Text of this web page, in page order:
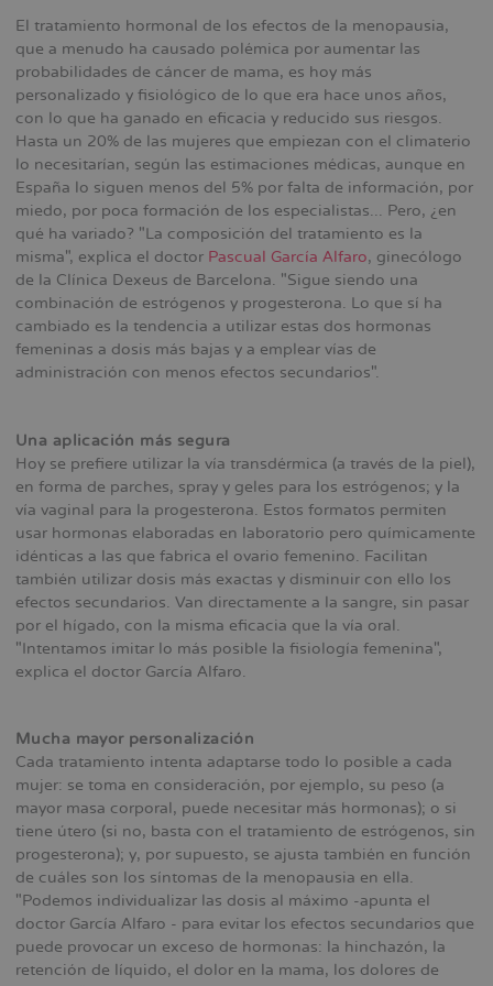
la
navegación
El tratamiento hormonal de los efectos de la menopausia,
que a menudo ha causado polémica por aumentar las
probabilidades de cáncer de mama, es hoy más
personalizado y fisiológico de lo que era hace unos años,
con lo que ha ganado en eficacia y reducido sus riesgos.
Hasta un 20% de las mujeres que empiezan con el climaterio
lo necesitarían, según las estimaciones médicas, aunque en
España lo siguen menos del 5% por falta de información, por
miedo, por poca formación de los especialistas... Pero, ¿en
qué ha variado? "La composición del tratamiento es la
misma", explica el doctor Pascual García Alfaro, ginecólogo
de la Clínica Dexeus de Barcelona. "Sigue siendo una
combinación de estrógenos y progesterona. Lo que sí ha
cambiado es la tendencia a utilizar estas dos hormonas
femeninas a dosis más bajas y a emplear vías de
administración con menos efectos secundarios".
Una aplicación más segura
Hoy se prefiere utilizar la vía transdérmica (a través de la piel),
en forma de parches, spray y geles para los estrógenos; y la
vía vaginal para la progesterona. Estos formatos permiten
usar hormonas elaboradas en laboratorio pero químicamente
idénticas a las que fabrica el ovario femenino. Facilitan
también utilizar dosis más exactas y disminuir con ello los
efectos secundarios. Van directamente a la sangre, sin pasar
por el hígado, con la misma eficacia que la vía oral.
"Intentamos imitar lo más posible la fisiología femenina",
explica el doctor García Alfaro.
Mucha mayor personalización
Cada tratamiento intenta adaptarse todo lo posible a cada
mujer: se toma en consideración, por ejemplo, su peso (a
mayor masa corporal, puede necesitar más hormonas); o si
tiene útero (si no, basta con el tratamiento de estrógenos, sin
progesterona); y, por supuesto, se ajusta también en función
de cuáles son los síntomas de la menopausia en ella.
"Podemos individualizar las dosis al máximo -apunta el
doctor García Alfaro - para evitar los efectos secundarios que
puede provocar un exceso de hormonas: la hinchazón, la
retención de líquido, el dolor en la mama, los dolores de